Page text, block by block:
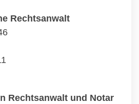
Rechtsanwalt
Rechtsanwalt und Notar